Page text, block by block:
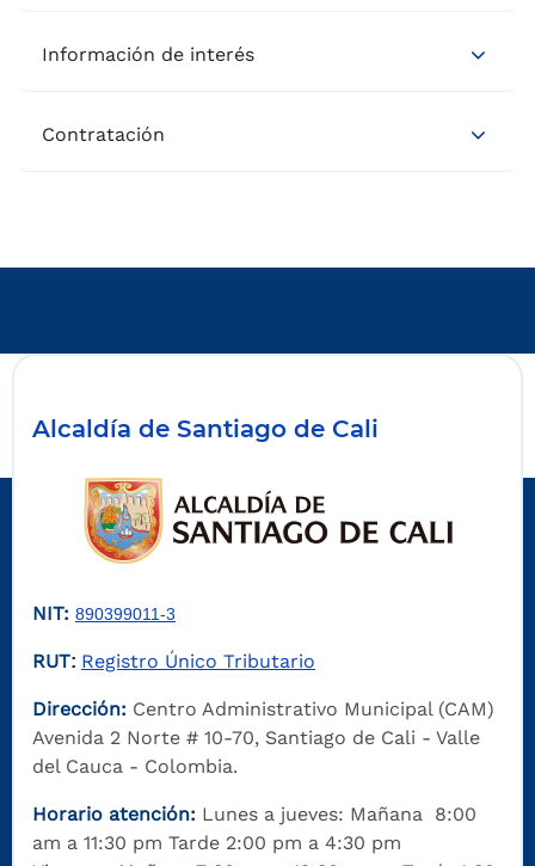
Información de interés
Contratación
Alcaldía de Santiago de Cali
NIT: 890399011-3
RUT: Registro Único Tributario
Dirección: Centro Administrativo Municipal (CAM)
Avenida 2 Norte # 10-70, Santiago de Cali - Valle
del Cauca - Colombia.
Horario atención: Lunes a jueves: Mañana 8:00
am a 11:30 pm Tarde 2:00 pm a 4:30 pm